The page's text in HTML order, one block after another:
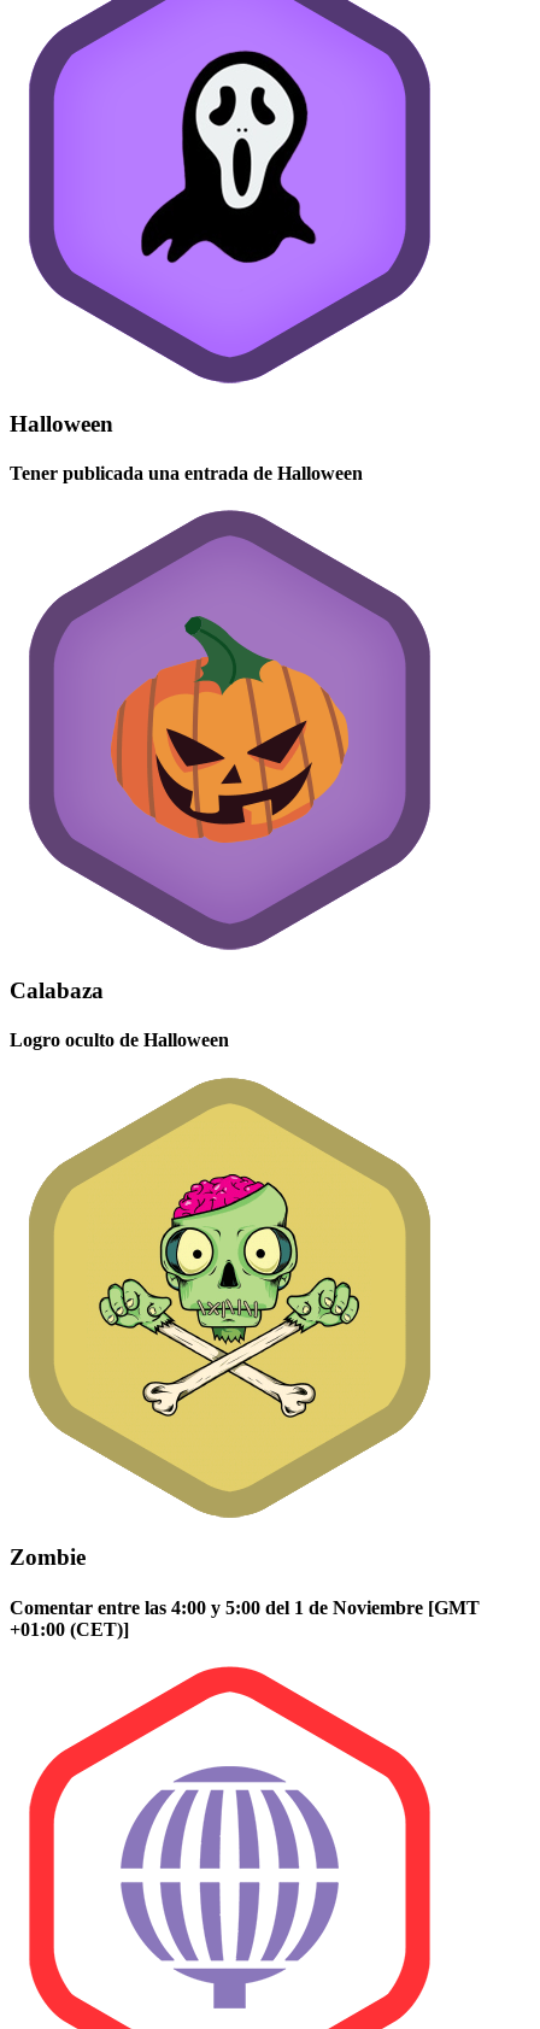
Halloween
Tener publicada una entrada de Halloween
Calabaza
Logro oculto de Halloween
Zombie
Comentar entre las 4:00 y 5:00 del 1 de Noviembre [GMT
+01:00 (CET)]